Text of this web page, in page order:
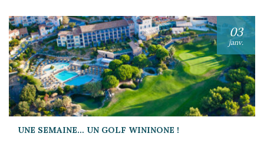
03
janv.
UNE SEMAINE… UN GOLF WININONE !